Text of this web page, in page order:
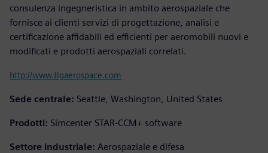
consulenza ingegneristica in ambito aerospaziale che
fornisce ai clienti servizi di progettazione, analisi e
certificazione affidabili ed efficienti per aeromobili nuovi e
modificati e prodotti aerospaziali correlati.
http://www.tlgaerospace.com
Sede centrale: Seattle, Washington, United States
Prodotti: Simcenter STAR-CCM+ software
Settore industriale: Aerospaziale e difesa